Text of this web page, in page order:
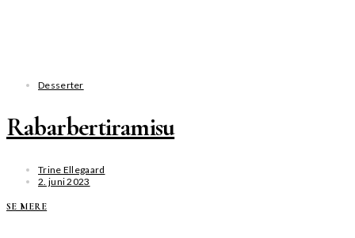
Desserter
Rabarbertiramisu
Trine Ellegaard
2. juni 2023
SE MERE